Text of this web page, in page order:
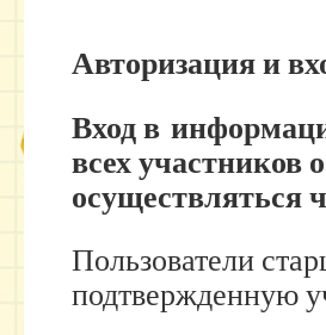
Авторизация и
Вход в
всех участников
Пользователи
подтвержденную